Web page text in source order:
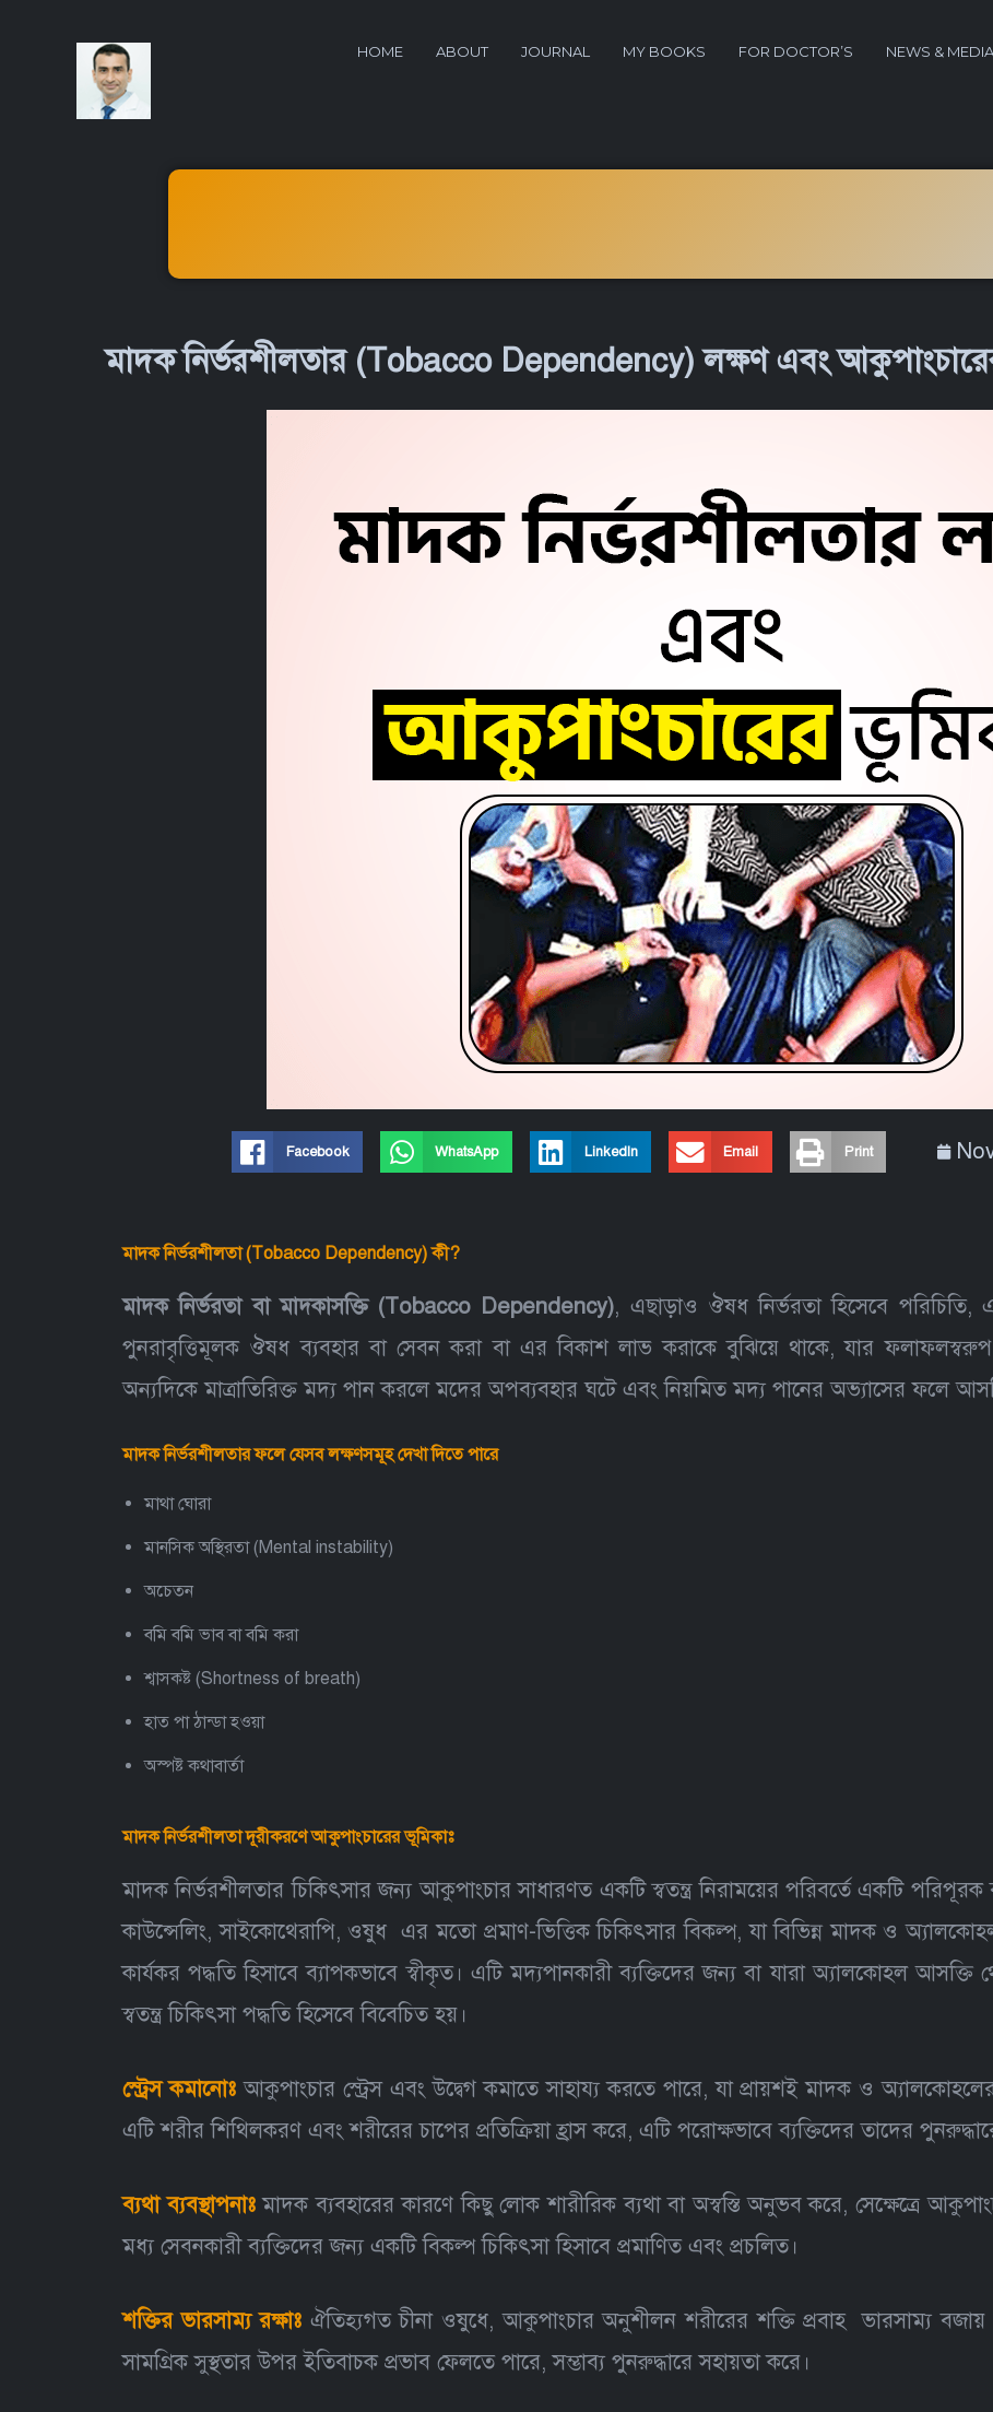
HOME ABOUT JOURNAL MY BOOKS FOR DOCTOR’S NEWS & MEDIA
মাদক নির্ভরশীলতার (Tobacco Dependency) লক্ষণ এবং
Facebook WhatsApp LinkedIn Email Print
মাদক নির্ভরশীলতা (Tobacco Dependency) কী?
মাদক নির্ভরতা বা মাদকাসক্তি (Tobacco Dependency), এছাড়াও ঔষধ নির্ভরতা হিসেবে
পুনরাবৃত্তিমূলক ঔষধ ব্যবহার বা সেবন করা বা এর বিকাশ লাভ করাকে বুঝিয়ে থাকে, যার ফলাফলস্বরুপ
অন্যদিকে মাত্রাতিরিক্ত মদ্য পান করলে মদের অপব্যবহার ঘটে এবং নিয়মিত মদ্য পানের অভ্যাসের ফলে
মাদক নির্ভরশীলতার ফলে যেসব লক্ষণসমূহ দেখা দিতে পারে
মাথা ঘোরা
মানসিক অস্থিরতা (Mental instability)
অচেতন
বমি বমি ভাব বা বমি করা
শ্বাসকষ্ট (Shortness of breath)
হাত পা ঠান্ডা হওয়া
অস্পষ্ট কথাবার্তা
মাদক নির্ভরশীলতা দূরীকরণে আকুপাংচারের ভূমিকাঃ
মাদক নির্ভরশীলতার চিকিৎসার জন্য আকুপাংচার সাধারণত একটি স্বতন্ত্র নিরাময়ের পরিবর্তে একটি পরিপূরক
কাউন্সেলিং, সাইকোথেরাপি, ওষুধ এর মতো প্রমাণ-ভিত্তিক চিকিৎসার বিকল্প, যা বিভিন্ন মাদক ও
কার্যকর পদ্ধতি হিসাবে ব্যাপকভাবে স্বীকৃত। এটি মদ্যপানকারী ব্যক্তিদের জন্য বা যারা অ্যালকোহল
স্বতন্ত্র চিকিৎসা পদ্ধতি হিসেবে বিবেচিত হয়।
স্ট্রেস কমানোঃআকুপাংচার স্ট্রেস এবং উদ্বেগ কমাতে সাহায্য করতে পারে, যা প্রায়শই মাদক ও
এটি শরীর শিথিলকরণ এবং শরীরের চাপের প্রতিক্রিয়া হ্রাস করে, এটি পরোক্ষভাবে ব্যক্তিদের তাদের
ব্যথা ব্যবস্থাপনাঃমাদক ব্যবহারের কারণে কিছু লোক শারীরিক ব্যথা বা অস্বস্তি অনুভব করে, সেক্ষেত্রে
মধ্য সেবনকারী ব্যক্তিদের জন্য একটি বিকল্প চিকিৎসা হিসাবে প্রমাণিত এবং প্রচলিত।
শক্তির ভারসাম্য রক্ষাঃ ঐতিহ্যগত চীনা ওষুধে, আকুপাংচার অনুশীলন শরীরের শক্তি প্রবাহ ভারসাম্য
সামগ্রিক সুস্থতার উপর ইতিবাচক প্রভাব ফেলতে পারে, সম্ভাব্য পুনরুদ্ধারে সহায়তা করে।